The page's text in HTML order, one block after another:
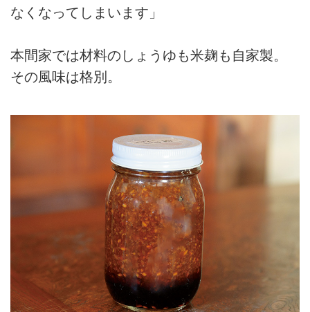
なくなってしまいます」
本間家では材料のしょうゆも米麹も自家製。
その風味は格別。